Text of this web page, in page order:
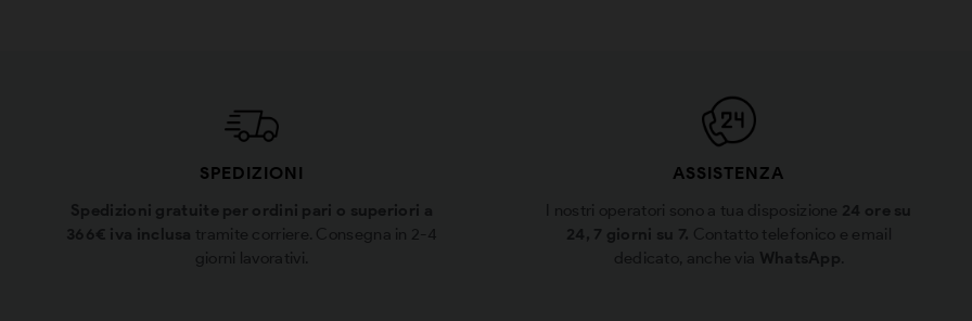
SPEDIZIONI
Spedizioni gratuite per ordini pari o superiori a
366€ iva inclusa tramite corriere. Consegna in 2-4
giorni lavorativi.
ASSISTENZA
I nostri operatori sono a tua disposizione 24 ore su
24, 7 giorni su 7. Contatto telefonico e email
dedicato, anche via WhatsApp